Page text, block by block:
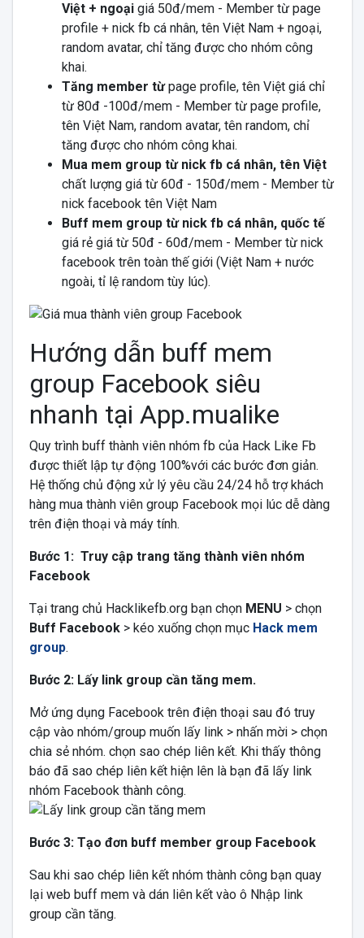
Việt + ngoại giá 50đ/mem - Member từ page
profile + nick fb cá nhân, tên Việt Nam + ngoại,
random avatar, chỉ tăng được cho nhóm công
khai.
Tăng member từpage profile, tên Việt giá chỉ
từ 80đ -100đ/mem - Member từ page profile,
tên Việt Nam, random avatar, tên random, chỉ
tăng được cho nhóm công khai.
Mua mem group từ nick fb cá nhân, tên Việt
chất lượng giá từ 60đ - 150đ/mem - Member từ
nick facebook tên Việt Nam
Buff mem group từ nick fb cá nhân, quốc tế
giá rẻ giá từ 50đ - 60đ/mem - Member từ nick
facebook trên toàn thế giới (Việt Nam + nước
ngoài, tỉ lệ random tùy lúc).
Hướng dẫn buff mem
group Facebook siêu
nhanh tại App.mualike
Quy trình buff thành viên nhóm fb của Hack Like Fb
được thiết lập tự động 100%với các bước đơn giản.
Hệ thống chủ động xử lý yêu cầu 24/24 hỗ trợ khách
hàng mua thành viên group Facebook mọi lúc dễ dàng
trên điện thoại và máy tính.
Bước 1:Truy cập trang tăng thành viên nhóm
Facebook
Tại trang chủ Hacklikefb.org bạn chọn MENU > chọn
Buff Facebook> kéo xuống chọn mục Hack mem
group.
Bước 2: Lấy link group cần tăng mem.
Mở ứng dụng Facebook trên điện thoại sau đó truy
cập vào nhóm/group muốn lấy link > nhấn mời > chọn
chia sẻ nhóm. chọn sao chép liên kết. Khi thấy thông
báo đã sao chép liên kết hiện lên là bạn đã lấy link
nhóm Facebook thành công.
Bước 3:Tạo đơn buff member group Facebook
Sau khi sao chép liên kết nhóm thành công bạn quay
lại web buff mem và dán liên kết vào ô Nhập link
group cần tăng.